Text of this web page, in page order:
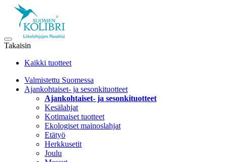
Takaisin
Kaikki tuotteet
Valmistettu Suomessa
Ajankohtaiset- ja sesonkituotteet
Ajankohtaiset- ja sesonkituotteet
Kesälahjat
Kotimaiset tuotteet
Ekologiset mainoslahjat
Etätyö
Herkkusetit
Joulu